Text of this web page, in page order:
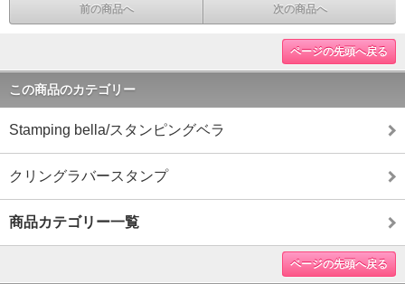
前の商品へ 次の商品へ
ページの先頭へ戻る
この商品のカテゴリー
Stamping bella/スタンピングベラ
クリングラバースタンプ
商品カテゴリー一覧
ページの先頭へ戻る